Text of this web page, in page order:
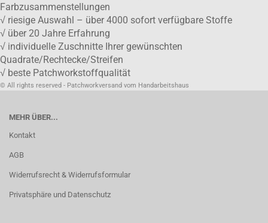
Farbzusammenstellungen
√ riesige Auswahl – über 4000 sofort verfügbare Stoffe
√ über 20 Jahre Erfahrung
√ individuelle Zuschnitte Ihrer gewünschten
Quadrate/Rechtecke/Streifen
√ beste Patchworkstoffqualität
© All rights reserved - Patchworkversand vom Handarbeitshaus
MEHR ÜBER...
Kontakt
AGB
Widerrufsrecht & Widerrufsformular
Privatsphäre und Datenschutz